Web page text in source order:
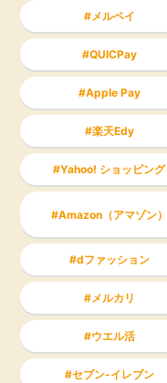
メルペイ
QUICPay
Apple Pay
楽天Edy
Yahoo! ショッピング
Amazon（アマゾン）
dファッション
メルカリ
ウエル活
セブン-イレブン